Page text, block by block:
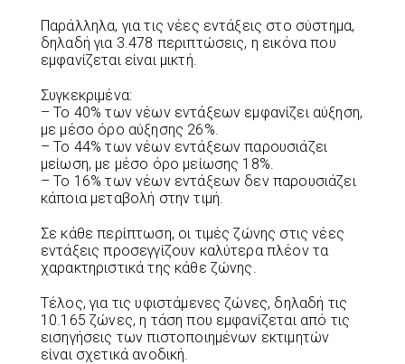
Παράλληλα, για τις νέες εντάξεις στο σύστημα,
δηλαδή για 3.478 περιπτώσεις, η εικόνα που
εμφανίζεται είναι μικτή.
Συγκεκριμένα:
– Το 40% των νέων εντάξεων εμφανίζει αύξηση,
με μέσο όρο αύξησης 26%.
– Το 44% των νέων εντάξεων παρουσιάζει
μείωση, με μέσο όρο μείωσης 18%.
– Το 16% των νέων εντάξεων δεν παρουσιάζει
κάποια μεταβολή στην τιμή.
Σε κάθε περίπτωση, οι τιμές ζώνης στις νέες
εντάξεις προσεγγίζουν καλύτερα πλέον τα
χαρακτηριστικά της κάθε ζώνης.
Τέλος, για τις υφιστάμενες ζώνες, δηλαδή τις
10.165 ζώνες, η τάση που εμφανίζεται από τις
εισηγήσεις των πιστοποιημένων εκτιμητών
είναι σχετικά ανοδική.